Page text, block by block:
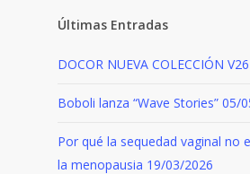
Últimas Entradas
DOCOR NUEVA COLECCIÓN V26
Boboli lanza “Wave Stories” 05/
Por qué la sequedad vaginal no
la menopausia 19/03/2026